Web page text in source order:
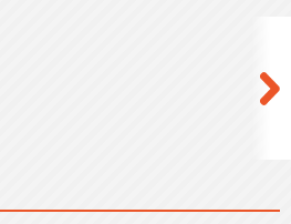
舞台『魔法使いの約束』エチ